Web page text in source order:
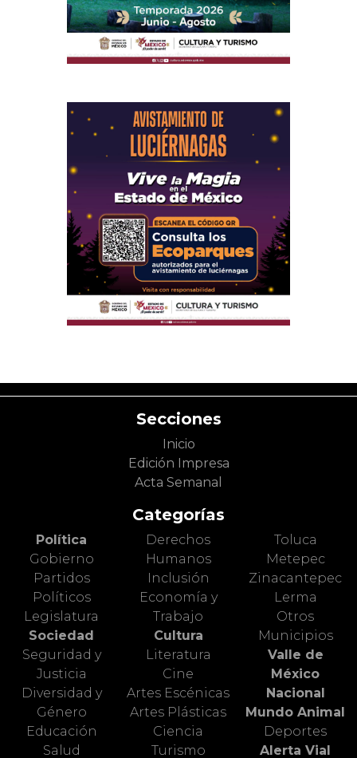
Secciones
Inicio
Edición Impresa
Acta Semanal
Categorías
Política
Gobierno
Partidos
Políticos
Legislatura
Sociedad
Seguridad y
Justicia
Diversidad y
Género
Educación
Salud
Derechos
Humanos
Inclusión
Economía y
Trabajo
Cultura
Literatura
Cine
Artes Escénicas
Artes Plásticas
Ciencia
Turismo
Toluca
Metepec
Zinacantepec
Lerma
Otros
Municipios
Valle de
México
Nacional
Mundo Animal
Deportes
Alerta Vial